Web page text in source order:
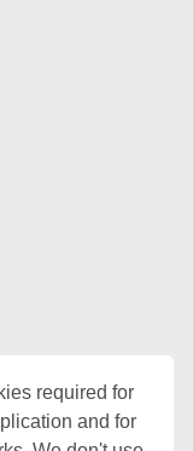
required for
and for